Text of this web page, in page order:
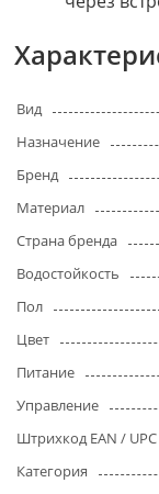
Вид
Назначение
Бренд
Материал
Страна бренда
Водостойкость
Пол
Цвет
Питание
Управление
Штрихкод EAN / UPC
Категория